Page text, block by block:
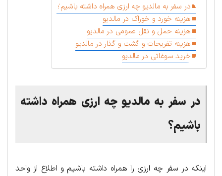
در سفر به مالدیو چه ارزی همراه داشته باشیم؟
هزینه خورد و خوراک در مالدیو
هزینه حمل و نقل عمومی در مالدیو
هزینه تفریحات و گشت و گذار در مالدیو
خرید سوغاتی در مالدیو
در سفر به مالدیو چه ارزی همراه داشته
باشیم؟
اینکه در سفر چه ارزی را همراه داشته باشیم و اطلاع از واحد